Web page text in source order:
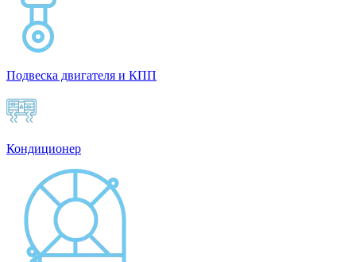
Подвеска двигателя и КПП
Кондиционер